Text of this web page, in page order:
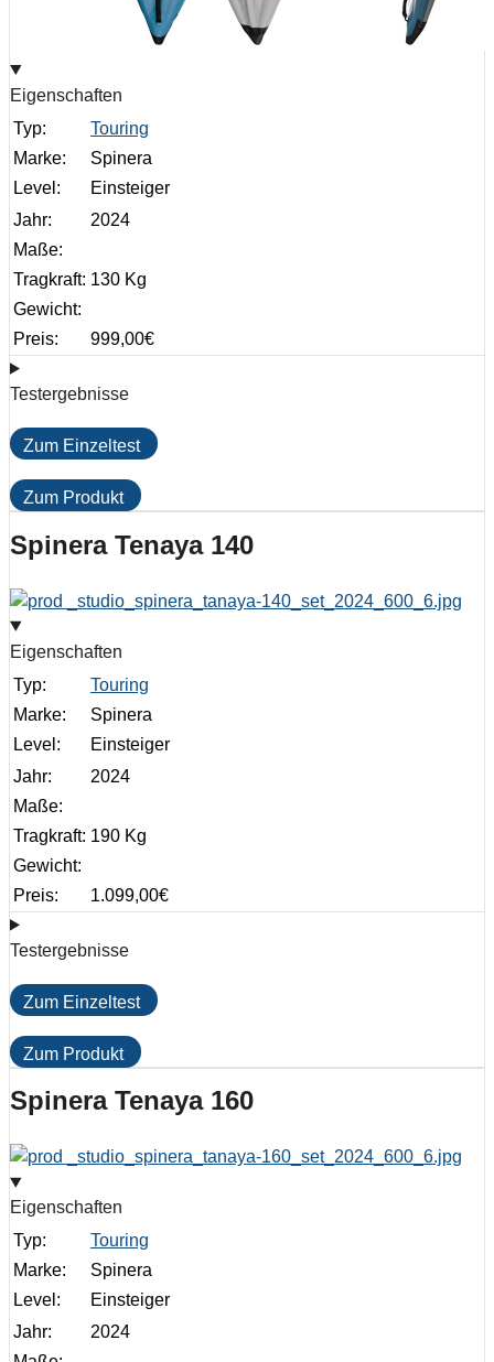
Eigenschaften
Typ:
Touring
Marke:
Spinera
Level:
Einsteiger
Jahr:
2024
Maße:
Tragkraft: 130 Kg
Gewicht:
Preis:
999,00€
Testergebnisse
Zum Einzeltest
Zum Produkt
Spinera Tenaya 140
Eigenschaften
Typ:
Touring
Marke:
Spinera
Level:
Einsteiger
Jahr:
2024
Maße:
Tragkraft: 190 Kg
Gewicht:
Preis:
1.099,00€
Testergebnisse
Zum Einzeltest
Zum Produkt
Spinera Tenaya 160
Eigenschaften
Typ:
Touring
Marke:
Spinera
Level:
Einsteiger
Jahr:
2024